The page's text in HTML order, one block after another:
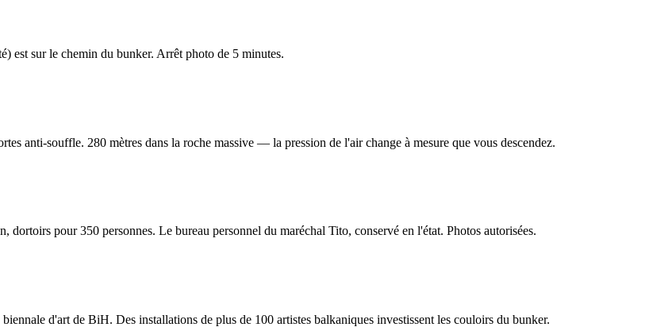
est sur le chemin du bunker. Arrêt photo de 5 minutes.
anti-souffle. 280 mètres dans la roche massive — la pression de l'air change à mesure que vous descendez.
dortoirs pour 350 personnes. Le bureau personnel du maréchal Tito, conservé en l'état. Photos autorisées.
d'art de BiH. Des installations de plus de 100 artistes balkaniques investissent les couloirs du bunker.